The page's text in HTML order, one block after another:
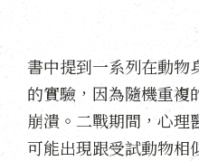
書中提到一系列在動物
的實驗，因為隨機重複
崩潰。二戰期間，心理
可能出現跟受試動物相